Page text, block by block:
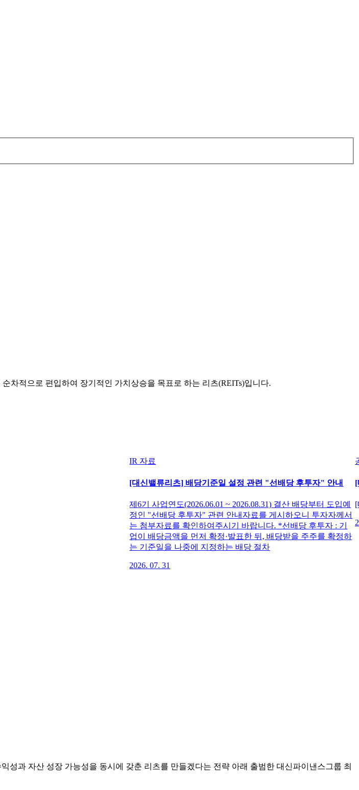
차적으로 편입하여 장기적인 가치상승을 목표로 하는 리츠(REITs)입니다.
IR 자료
[대신밸류리츠] 배당기준일 설정 관련 "선배당 후투자" 안내
제6기 사업연도(2026.06.01 ~ 2026.08.31) 결산 배당부터 도입예
정인 "선배당 후투자" 관련 안내자료를 게시하오니 투자자께서
는 첨부자료를 확인하여주시기 바랍니다. *선배당 후투자 : 기
업이 배당금액을 먼저 확정·발표한 뒤, 배당받을 주주를 확정하
는 기준일을 나중에 지정하는 배당 절차
2026. 07. 31
[
[
성과 자산 성장 가능성을 동시에 갖춘 리츠를 만들겠다는 전략 아래 출범한 대신파이낸스그룹 최